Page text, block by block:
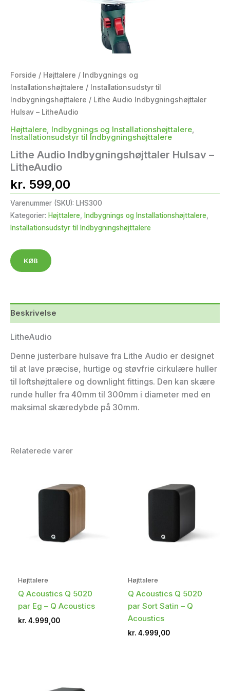
Forside / Højttalere / Indbygnings og
Installationshøjttalere / Installationsudstyr til
Indbygningshøjttalere / Lithe Audio Indbygningshøjttaler
Hulsav – LitheAudio
Højttalere Indbygnings og Installationshøjttalere
Installationsudstyr til Indbygningshøjttalere
Lithe Audio Indbygningshøjttaler Hulsav –
LitheAudio
kr. 599,00
Varenummer (SKU): LHS300
Kategorier: Højttalere, Indbygnings og Installationshøjttalere,
Installationsudstyr til Indbygningshøjttalere
KØB
Beskrivelse
LitheAudio
Denne justerbare hulsave fra Lithe Audio er designet
til at lave præcise, hurtige og støvfrie cirkulære huller
til loftshøjttalere og downlight fittings. Den kan skære
runde huller fra 40mm til 300mm i diameter med en
maksimal skæredybde på 30mm.
Relaterede varer
Højttalere
Q Acoustics Q 5020
par Eg – Q Acoustics
kr. 4.999,00
Højttalere
Q Acoustics Q 5020
par Sort Satin – Q
Acoustics
kr. 4.999,00